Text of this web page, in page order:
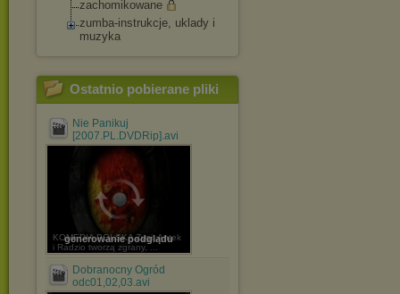
zachomikowane
zumba-instrukcje, uklady i
muzyka
Ostatnio pobierane pliki
Nie Panikuj
[2007.PL.DVDRip].avi
generowanie podglądu
KOMEDIA POLSKA Zygi, Antek
i Radzio tworzą zgrany, ...
Dobranocny Ogród
odc01,02,03.avi